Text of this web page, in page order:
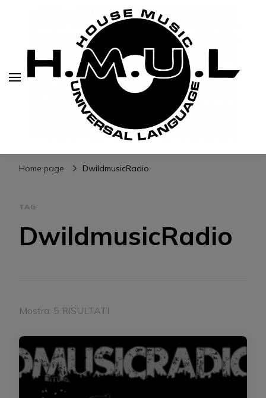
H.M.U.L.
www.housemusicuniversallanguage.com
Home page DwildmusicRadio
TAG
DwildmusicRadio
Mostra: 5 RISULTATI